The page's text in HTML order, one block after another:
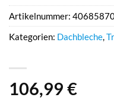
106,99 €
Artikelnummer:
Kategorien: Dachbleche,